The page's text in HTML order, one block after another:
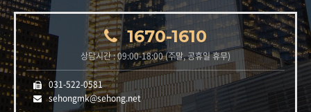
1670-1610
상담시간 : 09:00-18:00 (주말, 공휴일 휴무)
031-522-0581
sehongmk@sehong.net